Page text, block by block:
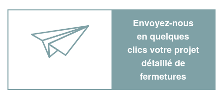
Envoyez-nous
en quelques
clics votre projet
détaillé de
fermetures